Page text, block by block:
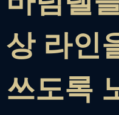
상 라인
쓰도록